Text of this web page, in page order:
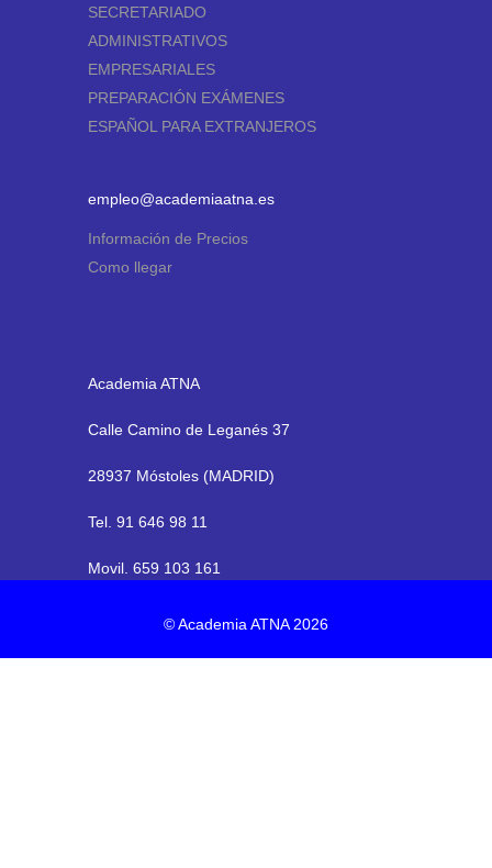
SECRETARIADO
ADMINISTRATIVOS
EMPRESARIALES
PREPARACIÓN EXÁMENES
ESPAÑOL PARA EXTRANJEROS
empleo@academiaatna.es
Información de Precios
Como llegar
Academia ATNA
Calle Camino de Leganés 37
28937 Móstoles (MADRID)
Tel. 91 646 98 11
Movil. 659 103 161
© Academia ATNA 2026